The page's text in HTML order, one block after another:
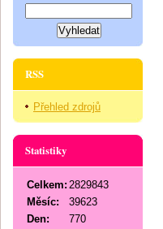
RSS
Přehled zdrojů
Statistiky
Celkem: 2829843
Měsíc:
39623
Den:
770